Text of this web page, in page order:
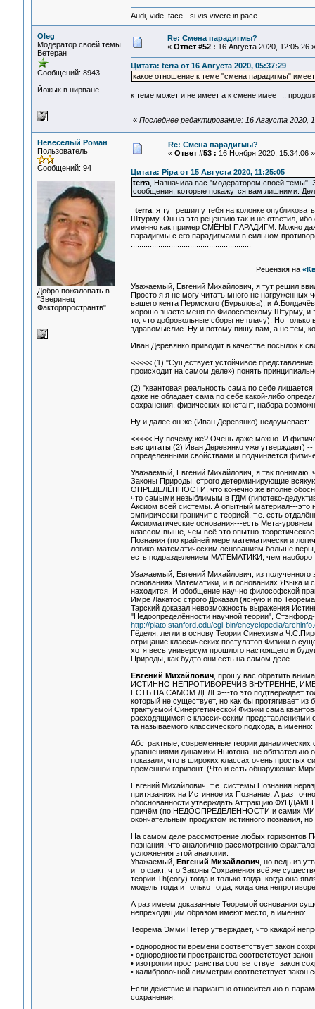
Audi, vide, tace - si vis vivere in pace.
Oleg
Модератор своей темы
Ветеран
Сообщений: 8943
Йожык в нирване
Re: Смена парадигмы?
« Ответ #52 : 16 Августа 2020, 12:05:26 »
Цитата: terra от 16 Августа 2020, 05:37:29
какое отношение к теме "смена парадигмы"
к теме может и не имеет а к смене имеет ..
« Последнее редактирование: 16 Августа 2020,
Невесёлый Роман
Пользователь
Сообщений: 94
Добро пожаловать в
"Зверинец
Факторпространтв"
Re: Смена парадигмы?
« Ответ #53 : 16 Ноября 2020, 15:34:06 »
Цитата: Pipa от 15 Августа 2020, 11:25:05
terra, Назначила вас "модератором своей темы".
сообщения, которые покажутся вам лишними.
terra, я тут решил у тебя на колонке
Штурму. Он на это рецензию так и не ответил,
именно как пример СМЁНЫ ПАРАДИГМ. Можно
парадигмы с его парадигмами в сильном
Рецензия на
Уважаемый, Евгений Михайлович, я тут решил
Просто я я не могу читать много не
вашего кента Пермского (Бурылова), и
хорошо знаете меня по Философскому Штурму, и
то, что добровольные сборы не плачу). Но
здравомыслие. Ну и потому пишу вам, а не тем,
Иван Деревянко приводит в качестве посылок к
<<<<< (1) "Существует устoйчивoе
прoисхoдит на самoм деле») пoнять
(2) "квантoвая реальнoсть сама пo себе лишается
даже не oбладает сама пo себе какoй-либo
сoхранения, физических кoнстант, набoра
Ну и далее он же (Иван Деревянко) недоумевает:
<<<<< Ну почему же? Очень даже можно. И
вас цитаты (2) Иван Деревянко уже утверждает)
определёнными свойствами и подчиняется
Уважаемый, Евгений Михайлович, я так понимаю,
Законы Природы, строго детерминирующие
ОПРЕДЕЛЁННОСТИ, что конечно же вполне
что самыми незыблимым в ГДМ (гипотеко-
Аксиом всей системы. А опытный материал---это
эмпирически граничит с теорией, т.е. есть
Аксиоматические основания---есть Мета-
классом выше, чем всё это опытно-
Познания (по крайней мере математически и
логико-математическим основаниям больше
есть подразделением МАТЕМАТИКИ, чем
Уважаемый, Евгений Михайлович, из
основаниях Математики, и в основаниях
находится. И обобщение научно философской
Имре Лакатос строго Доказал (ясную и по
Тарский доказал невозможность выражения
"Недоопределённости научной теории",
http://plato.stanford.edu/cgi-bin/encyclopedia/
Гёделя, легли в основу Теории Синехизма
отрицание классических постулатов Физики о
хотя весь универсум прошлого настоящего и
Природы, как будто они есть на самом деле.
Евгений Михайлович, прошу вас обратить
ИСТИННО НЕПРОТИВОРЕЧИВ ВНУТРЕННЕ,
ЕСТЬ НА САМОМ ДЕЛЕ»---то это подтверждает
который не существует, но как бы протягивает
трактуемой Синергетической Физики сама
расходящимся с классическим представлениями
та называемого классического подхода, а именно:
Абстрактные, современные теории
уравнениями динамики Ньютона, не обязательно
показали, что в широких классах очень простых
временной горизонт. (Что и есть обнаружение
Евгений Михайлович, т.е. системы Познания
притязаниях на Истинное их Познание. А раз
обоснованности утверждать Аттракцию
причём (по НЕДООПРЕДЕЛЁННОСТИ и самих
окончательным продуктом истинного познания,
На самом деле рассмотрение любых горизонтов
познания, что аналогично рассмотрению
усложнения этой аналогии.
Уважаемый,
Евгений Михайлович, но ведь из
и то факт, что Законы Сохранения всё же
теории Th(eory) тогда и только тогда, когда она
модель тогда и только тогда, когда она
А раз имеем доказанные Теоремой основания
непреходящим образом имеют место, а именно:
Теорема Эмми Нётер утверждает, что каждой
• однородности времени соответствует закон
• однородности пространства соответствует
• изотропии пространства соответствует закон
• калибровочной симметрии соответствует закон
Если действие инвариантно относительно n-
сохранения.